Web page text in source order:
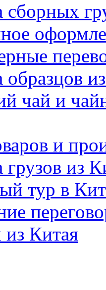
сборных
образцов
чай и
и
грузов из
тур в
из Китая